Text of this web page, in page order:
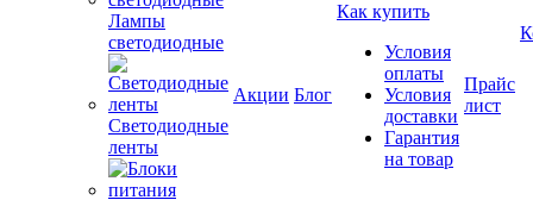
Лампы
светодиодные
Светодиодные
ленты
Акции Блог
Как купить
Условия
оплаты
Условия
доставки
Гарантия
на товар
Прайс
лист